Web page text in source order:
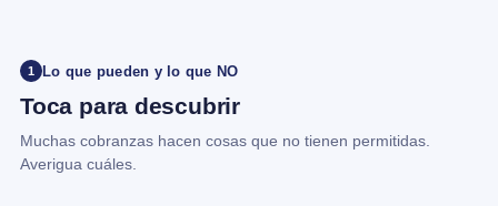
1 Lo que pueden y lo que NO
Toca para descubrir
Muchas cobranzas hacen cosas que no tienen permitidas.
Averigua cuáles.